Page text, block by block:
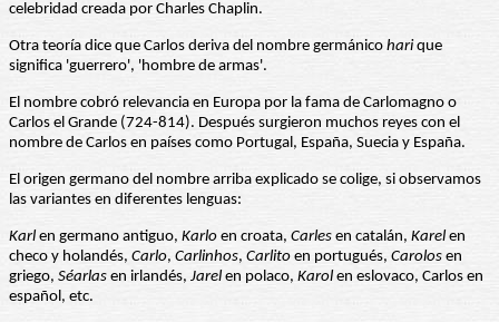
celebridad creada por Charles Chaplin.
Otra teoría dice que Carlos deriva del nombre germánico harique
significa 'guerrero', 'hombre de armas'.
El nombre cobró relevancia en Europa por la fama de Carlomagno o
Carlos el Grande (724-814). Después surgieron muchos reyes con el
nombre de Carlos en países como Portugal, España, Suecia y España.
El origen germano del nombre arriba explicado se colige, si observamos
las variantes en diferentes lenguas:
Karl en germano antiguo, Karlo en croata, Carles en catalán, Karel en
checo y holandés, Carlo, Carlinhos, Carlito en portugués, Carolos en
griego, Séarlas en irlandés, Jarel en polaco, Karol en eslovaco, Carlos en
español, etc.